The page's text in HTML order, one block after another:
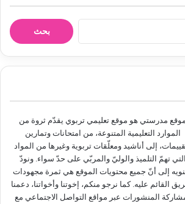
ن
موقع مدرستي هو موقع تعليمي تربوي يقدّم ثروة من
الموارد التعليمية المتنوعة، من امتحانات وتمارين
إلى أناشيد ومعلّقات تربوية وغيرها من المواد
التي تهمّ التلميذ والوليّ والمربّي على حدّ سواء. ونودّ
إلى أنّ جميع محتويات الموقع هي ثمرة مجهودات
القائم عليه. كما نرجو منكم، إخوتنا وأخواتنا، دعمنا
المنشورات عبر مواقع التواصل الاجتماعي مع